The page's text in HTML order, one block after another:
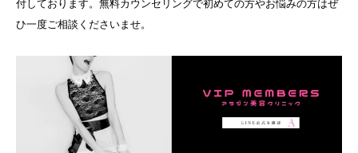
付しております。無料カウンセリングで初めての方やお悩みの方はぜ
ひ一度ご相談くださいませ。